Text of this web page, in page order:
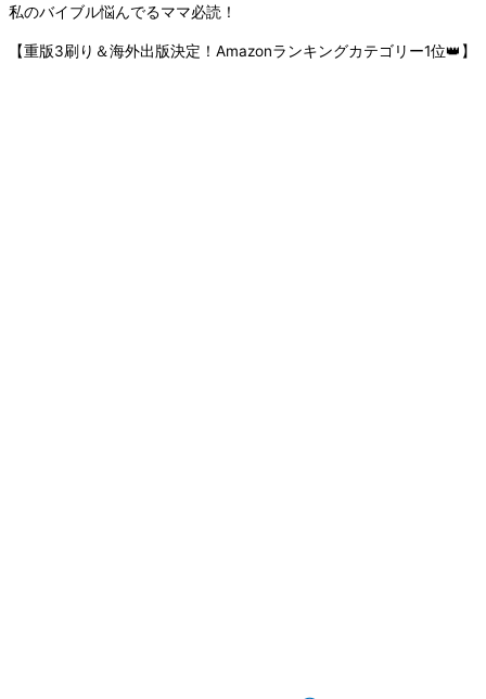
私のバイブル悩んでるママ必読！
【重版3刷り＆海外出版決定！Amazonランキングカテゴリー1位👑】